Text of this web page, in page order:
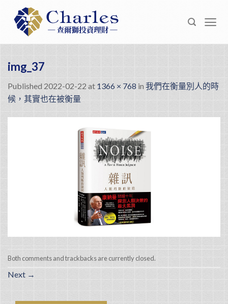
content
img_37
Published 2022-02-22 at 1366 × 768 in 我們在衡量別人的時
候，其實也在被衡量
Both comments and trackbacks are currently closed.
Next →